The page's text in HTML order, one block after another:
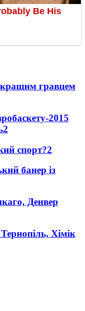
гравцем
2015
2
спорт?2
банер із
Денвер
Хімік